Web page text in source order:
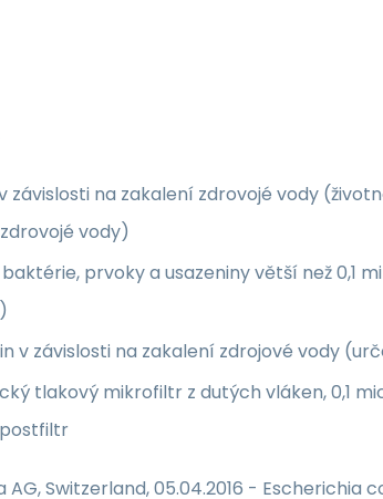
závislosti na zakalení zdrovojé vody
vody)
prvoky a usazeniny větší než 0,1
v závislosti na zakalení zdrojové vody
tlakový mikrofiltr z dutých vláken, 0,1
AG, Switzerland, 05.04.2016 - Escherichia